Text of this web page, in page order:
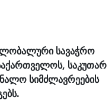
სავაჭრო
საკუთარ
სიმძლავრეების